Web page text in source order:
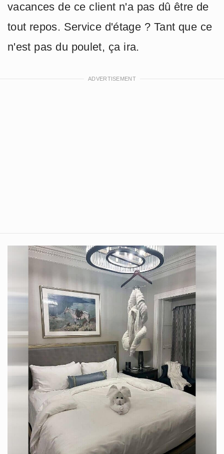
vacances de ce client n'a pas dû être de
tout repos. Service d'étage ? Tant que ce
n'est pas du poulet, ça ira.